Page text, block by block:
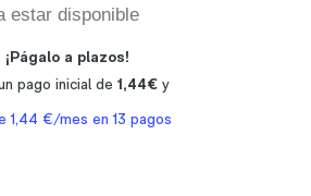
estar disponible